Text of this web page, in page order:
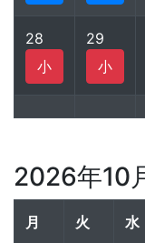
28
小
29
小
2026年10
月 火 水